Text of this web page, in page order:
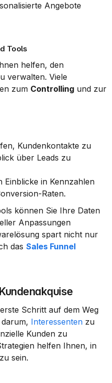
Angebote
Tools
helfen, den
verwalten. Viele
zum Controlling
Kundenkontakte zu
über Leads zu
Einblicke in Kennzahlen
Raten.
können Sie Ihre Daten
Anpassungen
spart nicht nur
das Sales Funnel
Schritt auf dem Weg
Interessenten zu
Kunden zu
helfen Ihnen, in
sein.